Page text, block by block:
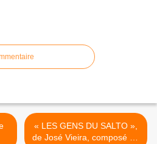
« LES GENS DU SALTO »,
de José Vieira, composé de